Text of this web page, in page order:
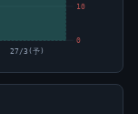
0
10
27/3(予)